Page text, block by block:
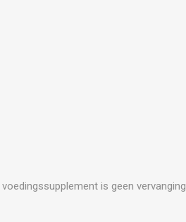
is geen vervanging